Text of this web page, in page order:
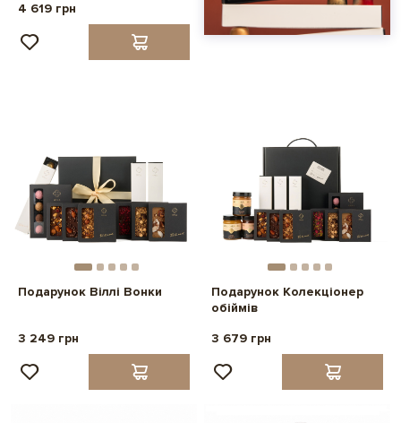
4 619 грн
Подарунок Віллі Вонки
3 249 грн
Подарунок Колекціонер
обіймів
3 679 грн